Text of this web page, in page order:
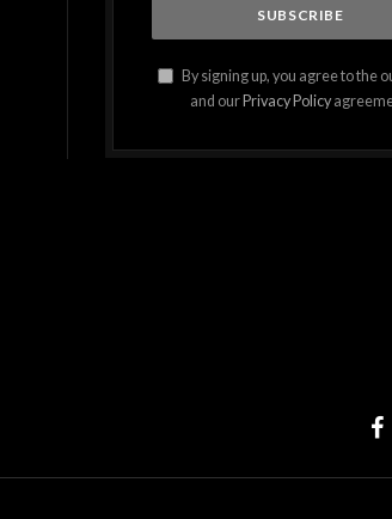
By signing up, you agree to the
and our Privacy Policy